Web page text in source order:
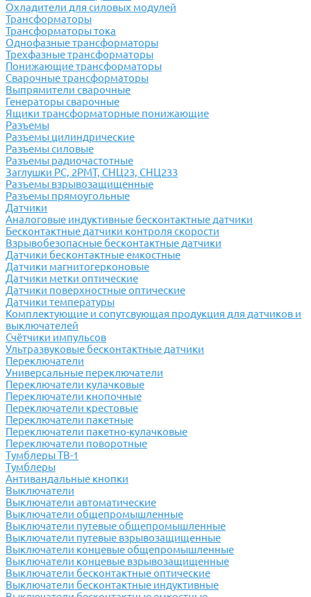
Охладители для силовых модулей
Трансформаторы
Трансформаторы тока
Однофазные трансформаторы
Трехфазные трансформаторы
Понижающие трансформаторы
Сварочные трансформаторы
Выпрямители сварочные
Генераторы сварочные
Ящики трансформаторные понижающие
Разъемы
Разъемы цилиндрические
Разъемы силовые
Разъемы радиочастотные
Заглушки РС, 2РМТ, СНЦ23, СНЦ233
Разъемы взрывозащищенные
Разъемы прямоугольные
Датчики
Аналоговые индуктивные бесконтактные датчики
Бесконтактные датчики контроля скорости
Взрывобезопасные бесконтактные датчики
Датчики бесконтактные емкостные
Датчики магнитогерконовые
Датчики метки оптические
Датчики поверхностные оптические
Датчики температуры
Комплектующие и сопутсвующая продукция для датчиков и
выключателей
Счётчики импульсов
Ультразвуковые бесконтактные датчики
Переключатели
Универсальные переключатели
Переключатели кулачковые
Переключатели кнопочные
Переключатели крестовые
Переключатели пакетные
Переключатели пакетно-кулачковые
Переключатели поворотные
Тумблеры ТВ-1
Тумблеры
Антивандальные кнопки
Выключатели
Выключатели автоматические
Выключатели общепромышленные
Выключатели путевые общепромышленные
Выключатели путевые взрывозащищенные
Выключатели концевые общепромышленные
Выключатели концевые взрывозащищенные
Выключатели бесконтактные оптические
Выключатели бесконтактные индуктивные